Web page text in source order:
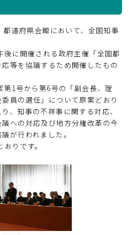
道府県会館において、全国知事
に開催される政府主催「全国都
等を協議するため開催したもの
1号から第6号の「副会長、理
員の選任」について原案どおり
、知事の不祥事に関する対応、
への対応及び地方分権改革の今
が行われました。
りです。